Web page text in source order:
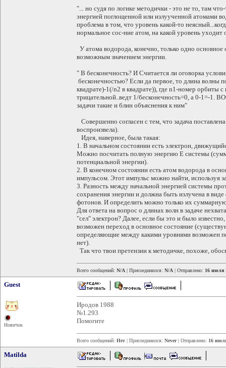
"... но судя по логике методички - это не то, там
энергией поглощенной или излуученной атомами
проблема в том, что уровень какой-то
нормальное сос-ние атом, на какой уровень
У атома водорода, конечно, только одно
возможным значением энергии.
" В бесконечность? И Считается ли оговорка
бесконечностью? Если да первое, то длина волны
квадрате)-1(/n2 в квадрате)), где n1-номер орбиты
трицательной..ведт 1/бесконечность=0, а 0-1=-1.
задачи такие и блин объяснения к ним"
Совершенно согласен с тем, что задача
воспроизвела).
Идея, наверное, была такая:
1. В начальном состоянии есть электрон,
Можно посчитать полную энергию Е системы
потенциальной энергии).
2. В конечном состоянии есть атом водорода в
импульсом. Этот импульс можно найти, используя
3. Разность между начальной энергией системы
сохранения энергии и должна быть излучена в
фотонов. И определить можно только их
Для ответа на вопрос о длинах волн в задаче
"сел" электрон? Далее, если бы это и было
возможен переход в основное состояние
определяющие между какими уровнями возможен
нет).
Так что твои претензии к методичке, похоже,
Всего сообщений: N/A | Присоединился: N/A | Отправлено: 16 июля
Guest
Новичок
Иродов 1988
№1.293
Помогите
Всего сообщений: Нет | Присоединился: Never| Отправлено: 16
Matilda